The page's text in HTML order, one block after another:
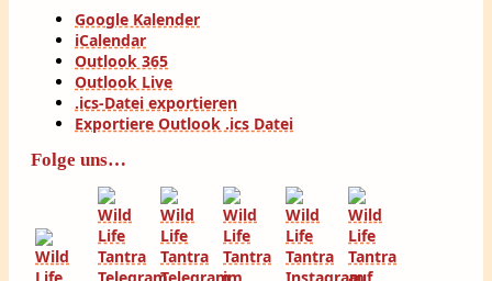
Google Kalender
iCalendar
Outlook 365
Outlook Live
.ics-Datei exportieren
Exportiere Outlook .ics Datei
Folge uns…